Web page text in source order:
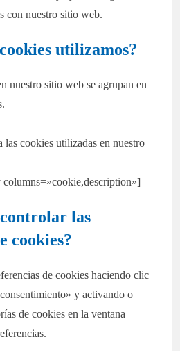
con nuestro sitio web.
utilizamos?
nuestro sitio web se agrupan en
las cookies utilizadas en nuestro
las
cookies?
de cookies haciendo clic
y activando o
de cookies en la ventana